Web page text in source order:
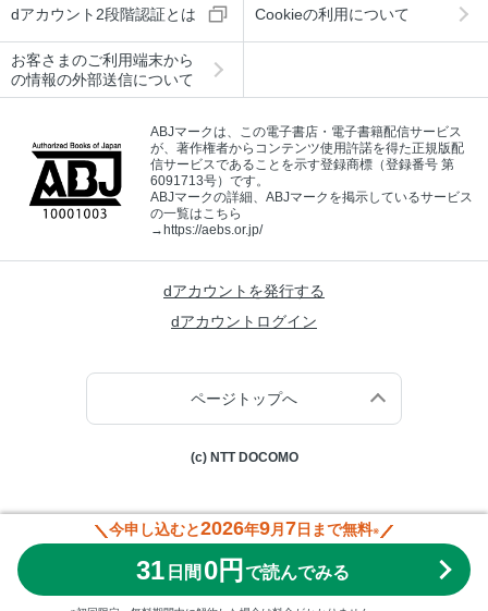
dアカウント2段階認証とは Cookieの利用について
お客さまのご利用端末から
の情報の外部送信について
ABJマークは、この電子書店・電子書籍配信サービス
が、著作権者からコンテンツ使用許諾を得た正規版配
信サービスであることを示す登録商標（登録番号 第
6091713号）です。
ABJマークの詳細、ABJマークを掲示しているサービス
の一覧はこちら
→https://aebs.or.jp/
dアカウントを発行する
dアカウントログイン
ページトップへ
(c) NTT DOCOMO
今申し込むと2026年9月 7日まで無料※
31 日間 0円 で読んでみる